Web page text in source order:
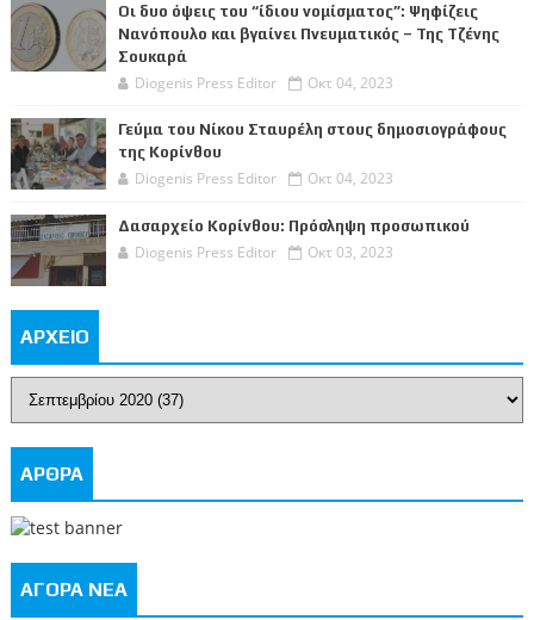
Οι δυο όψεις του “ίδιου νομίσματος”: Ψηφίζεις
Νανόπουλο και βγαίνει Πνευματικός – Της Τζένης
Σουκαρά
Diogenis Press Editor Οκτ 04, 2023
Γεύμα του Νίκου Σταυρέλη στους δημοσιογράφους
της Κορίνθου
Diogenis Press Editor Οκτ 04, 2023
Δασαρχείο Κορίνθου: Πρόσληψη προσωπικού
Diogenis Press Editor Οκτ 03, 2023
ΑΡΧΕΙΟ
ΑΡΘΡΑ
ΑΓΟΡΑ ΝΕΑ